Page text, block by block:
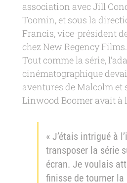
association avec Jill
Toomin, et sous la
Francis, vice-président
chez New Regency Films.
Tout comme la série,
cinématographique
aventures de Malcolm et
Linwood Boomer avait à
« J’étais intrigué à
transposer la série
écran. Je voulais
finisse de tourner la